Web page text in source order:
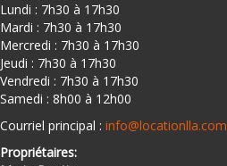
Lundi : 7h30 à 17h30
Mardi : 7h30 à 17h30
Mercredi : 7h30 à 17h30
Jeudi : 7h30 à 17h30
Vendredi : 7h30 à 17h30
Samedi : 8h00 à 12h00
Courriel principal : info@locationlla.com
Propriétaires: